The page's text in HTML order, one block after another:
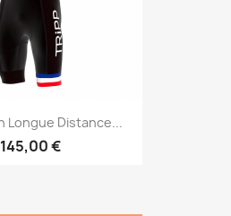
Longue Distance...
145,00 €